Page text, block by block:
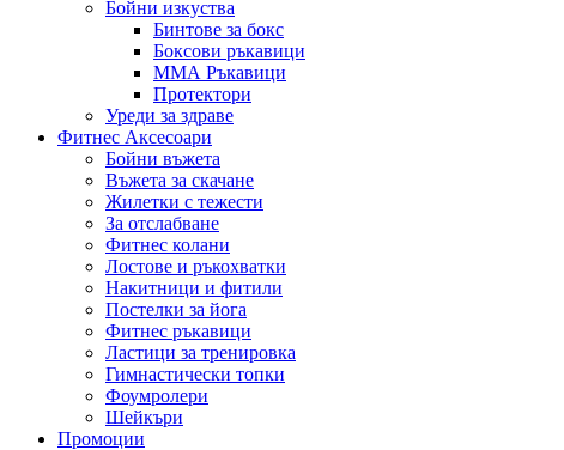
Бойни изкуства
Бинтове за бокс
Боксови ръкавици
ММА Ръкавици
Протектори
Уреди за здраве
Фитнес Аксесоари
Бойни въжета
Въжета за скачане
Жилетки с тежести
За отслабване
Фитнес колани
Лостове и ръкохватки
Накитници и фитили
Постелки за йога
Фитнес ръкавици
Ластици за тренировка
Гимнастически топки
Фоумролери
Шейкъри
Промоции